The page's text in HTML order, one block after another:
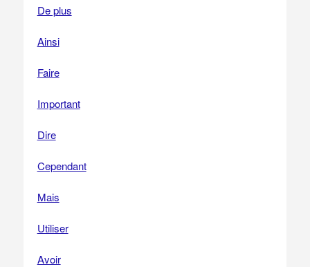
De plus
Ainsi
Faire
Important
Dire
Cependant
Mais
Utiliser
Avoir